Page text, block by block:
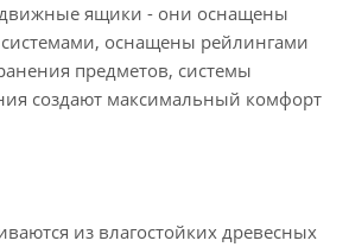
ящики - они оснащены
оснащены рейлингами
предметов, системы
создают максимальный комфорт
из влагостойких древесных